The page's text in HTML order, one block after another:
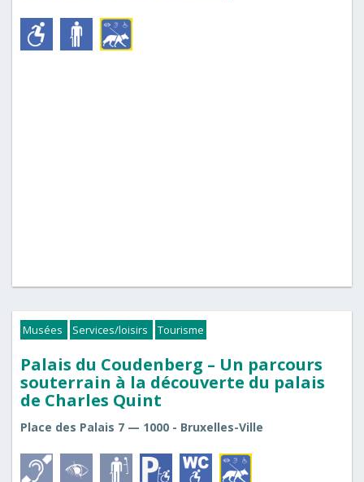
Musées Services/loisirs Tourisme
Palais du Coudenberg – Un parcours
souterrain à la découverte du palais
de Charles Quint
Place des Palais 7 — 1000 - Bruxelles-Ville